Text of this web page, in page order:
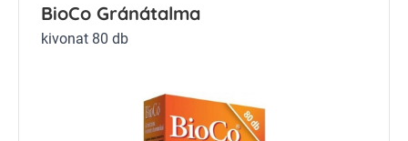
BioCo Gránátalma
kivonat 80 db